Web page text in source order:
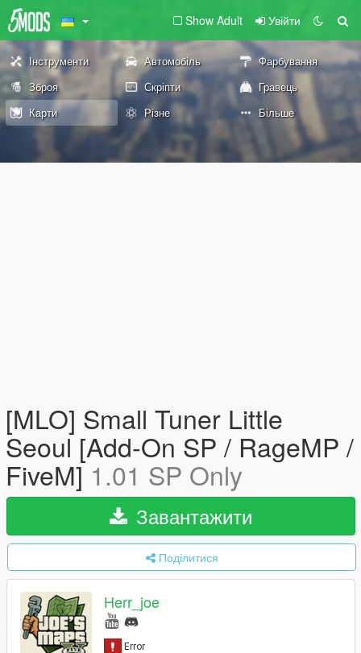
Show Adult Увійти
Інструменти Автомобіль
Фарбування
Зброя
Скріпти
Гравець
Карти
Різне Більше
[MLO] Small Tuner Little
Seoul [Add-On SP / RageMP /
FiveM]1.01 SP Only
Завантажити
Поділитися
Herr_joe